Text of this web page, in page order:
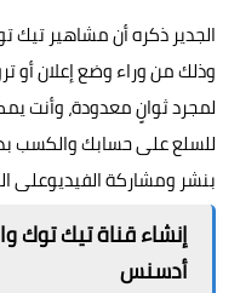
الجدير ذكره أن مشاهير تيك
وذلك من وراء وضع إعلان أو
لمجرد ثوانٍ معدودة، وأنت
للسلع على حسابك والكسب
بنشر ومشاركة الفيديوعلى
إنشاء قناة تيك توك
أدسنس